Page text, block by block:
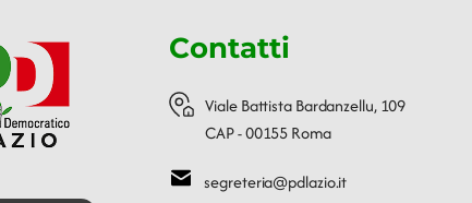
Contatti
Viale Battista Bardanzellu, 109
CAP - 00155 Roma
segreteria@pdlazio.it